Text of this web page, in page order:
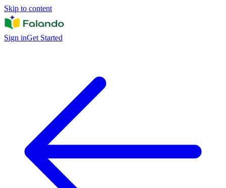
Skip to content
Sign inGet Started